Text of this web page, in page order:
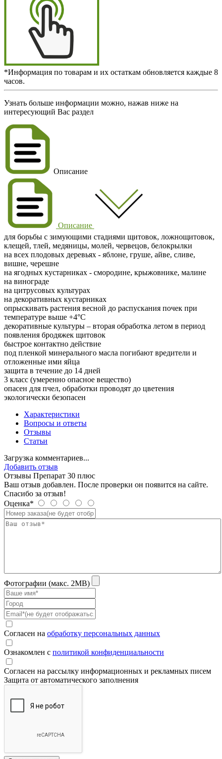
*Информация по товарам и их остаткам обновляется каждые 8
часов.
Узнать больше информации можно, нажав ниже на
интересующий Вас раздел
Описание
Описание
для борьбы с зимующими стадиями щитовок, ложнощитовок,
клещей, тлей, медяницы, молей, червецов, белокрылки
на всех плодовых деревьях - яблоне, груше, айве, сливе,
вишне, черешне
на ягодных кустарниках - смородине, крыжовнике, малине
на винограде
на цитрусовых культурах
на декоративных кустарниках
опрыскивать растения весной до распускания почек при
температуре выше +4°С
декоративные культуры – вторая обработка летом в период
появления бродяжек щитовок
быстрое контактно действие
под пленкой минерального масла погибают вредители и
отложенные ими яйца
защита в течение до 14 дней
3 класс (умеренно опасное вещество)
опасен для пчел, обработки проводят до цветения
экологически безопасен
Характеристики
Вопросы и ответы
Отзывы
Статьи
Загрузка комментариев...
Добавить отзыв
Отзывы Препарат 30 плюс
Ваш отзыв добавлен. После проверки он появится на сайте.
Спасибо за отзыв!
Оценка*
Фотографии (макс. 2MB)
Согласен на обработку персональных данных
Ознакомлен с политикой конфиденциальности
Согласен на рассылку информационных и рекламных писем
Защита от автоматического заполнения